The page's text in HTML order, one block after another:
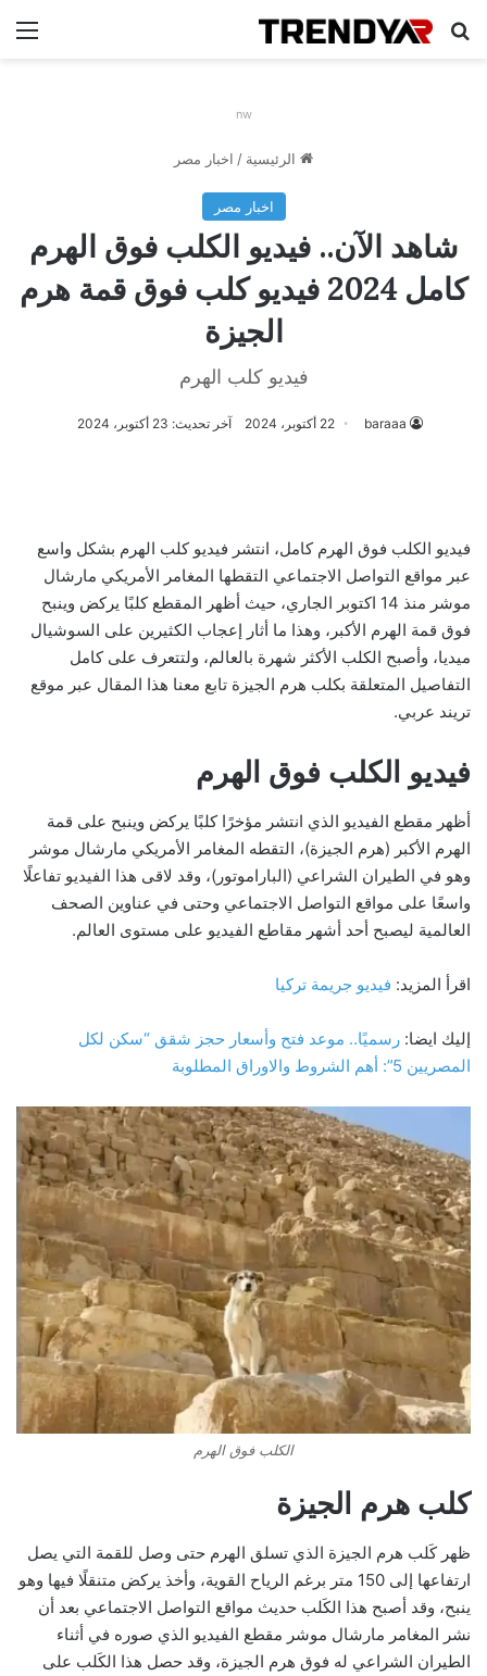
بحث عن
nw
الرئيسية / اخبار مصر
اخبار مصر
شاهد الآن.. فيديو الكلب فوق الهرم
كامل 2024 فيديو كلب فوق قمة هرم
الجيزة
فيديو كلب الهرم
baraaa 22 أكتوبر، 2024 آخر تحديث: 23 أكتوبر، 2024
فيديو الكلب فوق الهرم كامل، انتشر فيديو كلب الهرم بشكل واسع
عبر مواقع التواصل الاجتماعي التقطها المغامر الأمريكي مارشال
موشر منذ 14 اكتوبر الجاري، حيث أظهر المقطع كلبًا يركض وينبح
فوق قمة الهرم الأكبر، وهذا ما أثار إعجاب الكثيرين على السوشيال
ميديا، وأصبح الكلب الأكثر شهرة بالعالم، ولتتعرف على كامل
التفاصيل المتعلقة بكلب هرم الجيزة تابع معنا هذا المقال عبر موقع
تريند عربي.
فيديو الكلب فوق الهرم
أظهر مقطع الفيديو الذي انتشر مؤخرًا كلبًا يركض وينبح على قمة
الهرم الأكبر (هرم الجيزة)، التقطه المغامر الأمريكي مارشال موشر
وهو في الطيران الشراعي (الباراموتور)، وقد لاقى هذا الفيديو تفاعلًا
واسعًا على مواقع التواصل الاجتماعي وحتى في عناوين الصحف
العالمية ليصبح أحد أشهر مقاطع الفيديو على مستوى العالم.
اقرأ المزيد: فيديو جريمة تركيا
إليك ايضا: رسميًا.. موعد فتح وأسعار حجز شقق “سكن لكل
المصريين 5”: أهم الشروط والاوراق المطلوبة
الكلب فوق الهرم
كلب هرم الجيزة
ظهر كَلب هرم الجيزة الذي تسلق الهرم حتى وصل للقمة التي يصل
ارتفاعها إلى 150 متر برغم الرياح القوية، وأخذ يركض متنقلًا فيها وهو
ينبح، وقد أصبح هذا الكَلب حديث مواقع التواصل الاجتماعي بعد أن
نشر المغامر مارشال موشر مقطع الفيديو الذي صوره في أثناء
الطيران الشراعي له فوق هرم الجيزة، وقد حصل هذا الكَلب على